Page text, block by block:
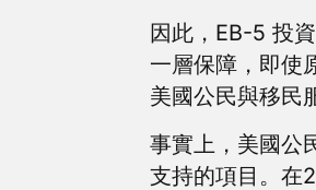
因此，EB-5 投
一層保障，即使
美國公民與移民
事實上，美國公
支持的項目。在